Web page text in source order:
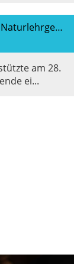
Bau-Tag der Sektion Zentralschweiz im Naturlehrgebiet Buchwald
am 28.
ei...